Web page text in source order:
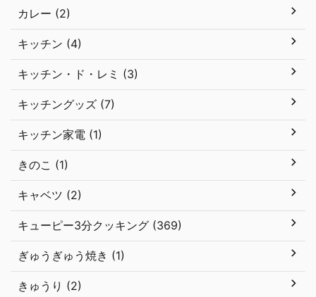
カレー (2)
キッチン (4)
キッチン・ド・レミ (3)
キッチングッズ (7)
キッチン家電 (1)
きのこ (1)
キャベツ (2)
キューピー3分クッキング (369)
ぎゅうぎゅう焼き (1)
きゅうり (2)